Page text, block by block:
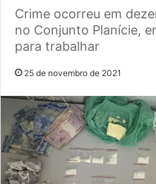
Crime ocorreu em
no Conjunto Planície,
para trabalhar
25 de novembro de 2021